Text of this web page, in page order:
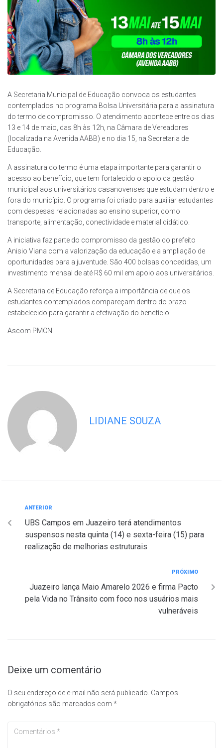
A Secretaria Municipal de Educação convoca os estudantes
contemplados no programa Bolsa Universitária para a assinatura
do termo de compromisso. O atendimento acontece entre os dias
13 e 14 de maio, das 8h às 12h, na Câmara de Vereadores
(localizada na Avenida AABB) e no dia 15, na Secretaria de
Educação.
A assinatura do termo é uma etapa importante para garantir o
acesso ao benefício, que tem fortalecido o apoio da gestão
municipal aos universitários casanovenses que estudam dentro e
fora do município. O programa foi criado para auxiliar estudantes
com despesas relacionadas ao ensino superior, como
transporte, alimentação, conectividade e material didático.
A iniciativa faz parte do compromisso da gestão do prefeito
Anisio Viana com a valorização da educação e a ampliação de
oportunidades para a juventude. São 400 bolsas concedidas, um
investimento mensal de até R$ 60 mil em apoio aos universitários.
A Secretaria de Educação reforça a importância de que os
estudantes contemplados compareçam dentro do prazo
estabelecido para garantir a efetivação do benefício.
Ascom PMCN
LIDIANE SOUZA
ANTERIOR
UBS Campos em Juazeiro terá atendimentos
suspensos nesta quinta (14) e sexta-feira (15) para
realização de melhorias estruturais
PRÓXIMO
Juazeiro lança Maio Amarelo 2026 e firma Pacto
pela Vida no Trânsito com foco nos usuários mais
vulneráveis
Deixe um comentário
O seu endereço de e-mail não será publicado. Campos
obrigatórios são marcados com *